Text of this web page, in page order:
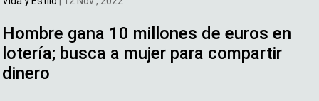
Hombre gana 10 millones de euros en
lotería; busca a mujer para compartir
dinero